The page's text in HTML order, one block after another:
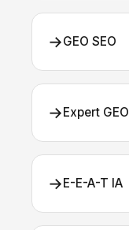
→GEO SEO
→Expert GEO
→E-E-A-T IA